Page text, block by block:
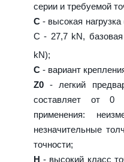
серии и требуемой
C - высокая
C - 27,7 kN, базовая
kN);
C - вариант
Z0 - легкий
составляет от
применения:
незначительные
точности;
H - высокий класс